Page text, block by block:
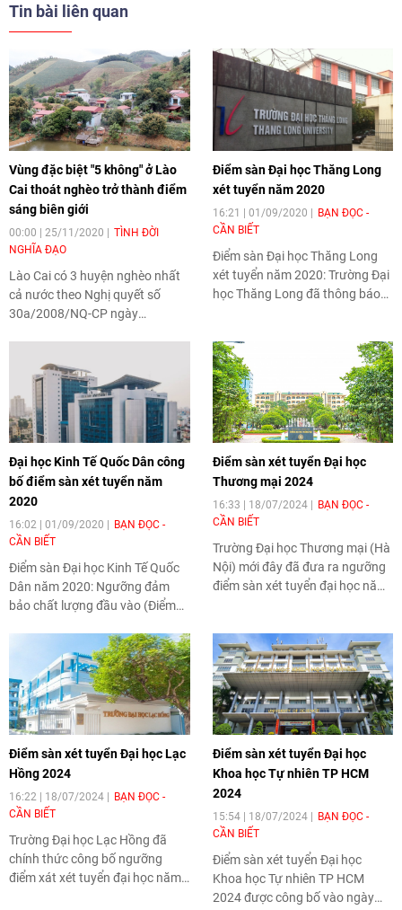
theo điểm thi tốt nghiệp THPT.
Tin bài liên quan
Vùng đặc biệt "5 không" ở Lào
Cai thoát nghèo trở thành điểm
sáng biên giới
00:00 | 25/11/2020
TÌNH ĐỜI
NGHĨA ĐẠO
Lào Cai có 3 huyện nghèo nhất
cả nước theo Nghị quyết số
30a/2008/NQ-CP ngày
vững đối với 61 huyện nghèo.
Những năm qua, các cấp chính
quyền địa phương tỉnh Lào Cai
đã tập trung đẩy mạnh phát
triển kinh tế theo hướng chuyển
dịch cơ cấu cây trồng, vật nuôi,
nhằm khai thác tối đa tiềm
năng, lợi thế của địa phương.
Điểm sàn Đại học Thăng Long
xét tuyển năm 2020
16:21 | 01/09/2020
BẠN ĐỌC -
CẦN BIẾT
Điểm sàn Đại học Thăng Long
xét tuyển năm 2020: Trường Đại
học Thăng Long đã thông báo
Đại học Kinh Tế Quốc Dân công
bố điểm sàn xét tuyển năm
2020
16:02 | 01/09/2020
BẠN ĐỌC -
CẦN BIẾT
Điểm sàn Đại học Kinh Tế Quốc
Dân năm 2020: Ngưỡng đảm
bảo chất lượng đầu vào (Điểm
hệ chính quy năm 2020 của
trường Đại học Kinh tế Quốc dân
là 20 điểm.
Điểm sàn xét tuyển Đại học
Thương mại 2024
16:33 | 18/07/2024
BẠN ĐỌC -
CẦN BIẾT
Trường Đại học Thương mại (Hà
Nội) mới đây đã đưa ra ngưỡng
điểm sàn xét tuyển đại học năm
Điểm sàn xét tuyển Đại học Lạc
Hồng 2024
16:22 | 18/07/2024
BẠN ĐỌC -
CẦN BIẾT
Trường Đại học Lạc Hồng đã
chính thức công bố ngưỡng
điểm xát xét tuyển đại học năm
Điểm sàn xét tuyển Đại học
Khoa học Tự nhiên TP HCM
2024
15:54 | 18/07/2024
BẠN ĐỌC -
CẦN BIẾT
Điểm sàn xét tuyển Đại học
Khoa học Tự nhiên TP HCM
2024 được công bố vào ngày